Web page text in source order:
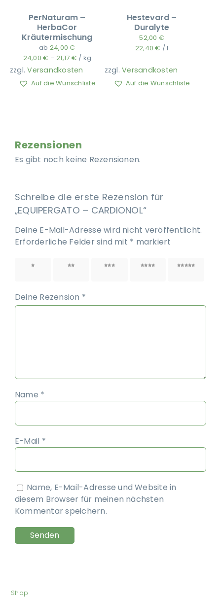
PerNaturam –
HerbaCor
Kräutermischung
ab 24,00€
24,00€ –21,17 € / kg
zzgl.Versandkosten
Auf die Wunschliste
Hestevard –
Duralyte
52,00 €
22,40€ /l
zzgl.Versandkosten
Auf die Wunschliste
Rezensionen
Es gibt noch keine Rezensionen.
Schreibe die erste Rezension für
„EQUIPERGATO – CARDIONOL“
Deine E-Mail-Adresse wird nicht veröffentlicht.
Erforderliche Felder sind mit * markiert
1 von 2 von 3 von 4 von 5 von
Deine Rezension *
Name *
E-Mail *
Name, E-Mail-Adresse und Website in
diesem Browser für meinen nächsten
Kommentar speichern.
Shop